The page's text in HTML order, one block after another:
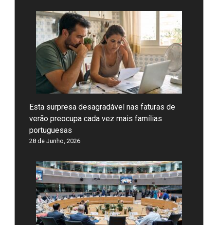
Esta surpresa desagradável nas faturas de
verão preocupa cada vez mais famílias
portuguesas
28 de Junho, 2026